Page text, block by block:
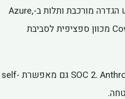
Anthropic מדגישה שני דברים: בטיחות ופשטות. בניגוד ל-Copilot שדורש הגדרה מורכבת ותלות ב-Azure,
Cowork עובד עם כל ספק ענן. ובניגוד ל-ChatGPT שהוא כלי כללי, Cowork מכוון ספציפית לסביבת
מבחינת בטיחות, Cowork כולל הצפנה מקצה לקצה ותאימות GDPR ו-SOC 2. Anthropic גם מאפשרת self-